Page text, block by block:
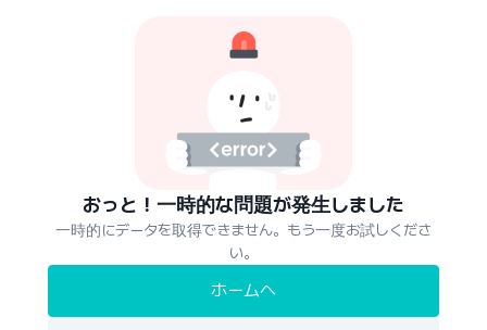
おっと！一時的な問題が発生しました
一時的にデータを取得できません。もう一度お試しくださ
い。
ホームへ